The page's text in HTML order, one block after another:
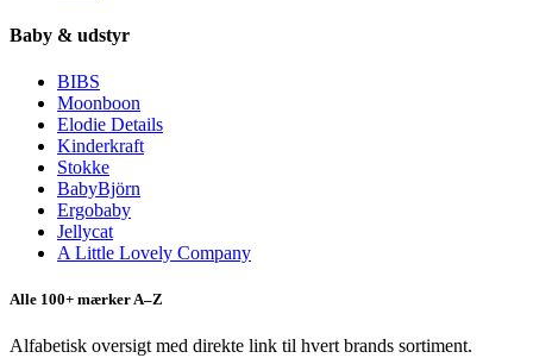
Baby & udstyr
BIBS
Moonboon
Elodie Details
Kinderkraft
Stokke
BabyBjörn
Ergobaby
Jellycat
A Little Lovely Company
Alle 100+ mærker A–Z
Alfabetisk oversigt med direkte link til hvert brands sortiment.